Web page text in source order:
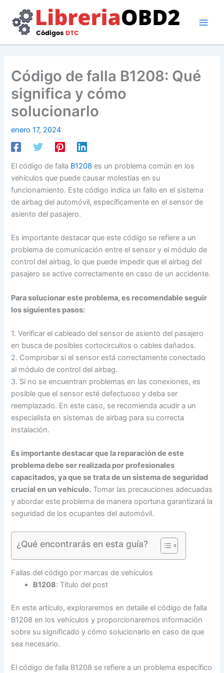
contenido
Código de falla B1208: Qué
significa y cómo
solucionarlo
enero 17, 2024
El código de falla B1208 es un problema común en los
vehículos que puede causar molestias en su
funcionamiento. Este código indica un fallo en el sistema
de airbag del automóvil, específicamente en el sensor de
asiento del pasajero.
Es importante destacar que este código se refiere a un
problema de comunicación entre el sensor y el módulo de
control del airbag, lo que puede impedir que el airbag del
pasajero se active correctamente en caso de un accidente.
Para solucionar este problema, es recomendable seguir
los siguientes pasos:
1. Verificar el cableado del sensor de asiento del pasajero
en busca de posibles cortocircuitos o cables dañados.
2. Comprobar si el sensor está correctamente conectado
al módulo de control del airbag.
3. Si no se encuentran problemas en las conexiones, es
posible que el sensor esté defectuoso y deba ser
reemplazado. En este caso, se recomienda acudir a un
especialista en sistemas de airbag para su correcta
instalación.
Es importante destacar que la reparación de este
problema debe ser realizada por profesionales
capacitados, ya que se trata de un sistema de seguridad
crucial en un vehículo. Tomar las precauciones adecuadas
y abordar este problema de manera oportuna garantizará la
seguridad de los ocupantes del automóvil.
¿Qué encontrarás en esta guía?
Fallas del código por marcas de vehículos
B1208: Título del post
En este artículo, exploraremos en detalle el código de falla
B1208 en los vehículos y proporcionaremos información
sobre su significado y cómo solucionarlo en caso de que
sea necesario.
El código de falla B1208 se refiere a un problema específico